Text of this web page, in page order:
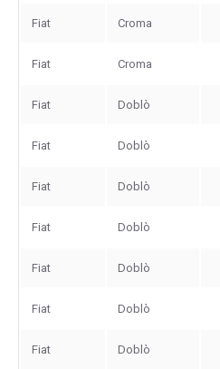
Fiat Croma
Fiat Croma
Fiat Doblò
Fiat Doblò
Fiat Doblò
Fiat Doblò
Fiat Doblò
Fiat Doblò
Fiat Doblò